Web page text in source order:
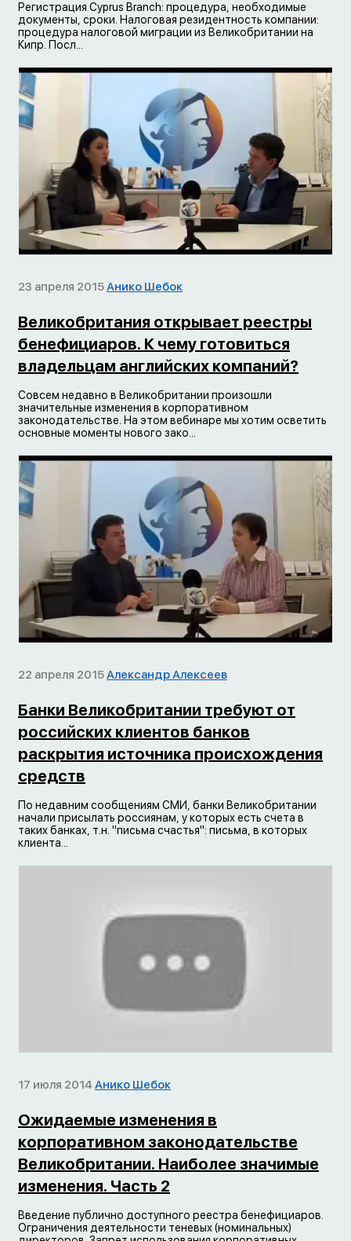
Регистрация Cyprus Branch: процедура, необходимые
документы, сроки. Налоговая резидентность компании:
процедура налоговой миграции из Великобритании на
Кипр. Посл...
23 апреля 2015Анико Шебок
Великобритания открывает реестры
бенефициаров. К чему готовиться
владельцам английских компаний?
Совсем недавно в Великобритании произошли
значительные изменения в корпоративном
законодательстве. На этом вебинаре мы хотим осветить
основные моменты нового зако...
22 апреля 2015Александр Алексеев
Банки Великобритании требуют от
российских клиентов банков
раскрытия источника происхождения
средств
По недавним сообщениям СМИ, банки Великобритании
начали присылать россиянам, у которых есть счета в
таких банках, т.н. "письма счастья": письма, в которых
клиента...
17 июля 2014 Анико Шебок
Ожидаемые изменения в
корпоративном законодательстве
Великобритании. Наиболее значимые
изменения. Часть 2
Введение публично доступного реестра бенефициаров.
Ограничения деятельности теневых (номинальных)